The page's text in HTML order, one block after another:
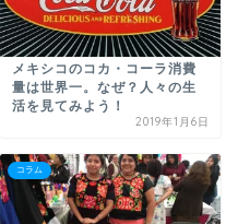
メキシコのコカ・コーラ消費
量は世界一。なぜ？人々の生
活を見てみよう！
2019年1月6日
コラム